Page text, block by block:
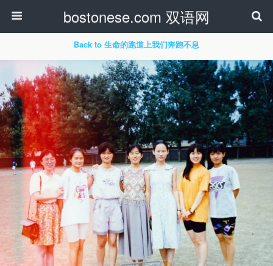
bostonese.com 双语网
Back to 生命的跑道上我们奔跑不息